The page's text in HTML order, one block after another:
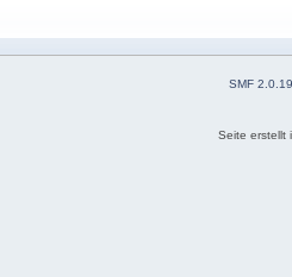
SMF 2.0.19
Seite erstellt